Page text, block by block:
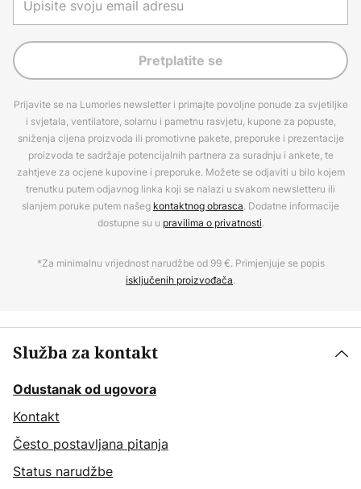
Pretplatite se
Prijavite se na Lumories newsletter i primajte povoljne ponude za svjetiljke
i svjetala, ventilatore, solarnu i pametnu rasvjetu, kupone za popuste,
sniženja cijena proizvoda ili promotivne pakete, preporuke i prezentacije
proizvoda te sadržaje potencijalnih partnera za suradnju i ankete, te
zahtjeve za ocjene kupovine i preporuke. Možete se odjaviti u bilo kojem
trenutku putem odjavnog linka koji se nalazi u svakom newsletteru ili
slanjem poruke putem našeg kontaktnog obrasca. Dodatne informacije
dostupne su u pravilima o privatnosti.
*Za minimalnu vrijednost narudžbe od 99 €. Primjenjuje se popis
isključenih proizvođača.
Služba za kontakt
Odustanak od ugovora
Kontakt
Često postavljana pitanja
Status narudžbe